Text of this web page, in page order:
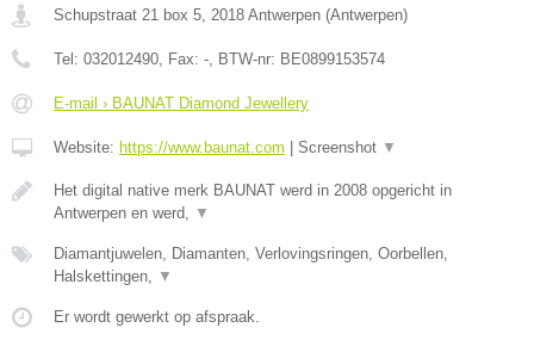
Schupstraat 21 box 5, 2018 Antwerpen (Antwerpen)
Tel: 032012490, Fax: -, BTW-nr: BE0899153574
E-mail › BAUNAT Diamond Jewellery
Website: https://www.baunat.com Screenshot ▼
Het digital native merk BAUNAT werd in 2008 opgericht in
Antwerpen en werd, ▼
Diamantjuwelen, Diamanten, Verlovingsringen, Oorbellen,
Halskettingen, ▼
Er wordt gewerkt op afspraak.